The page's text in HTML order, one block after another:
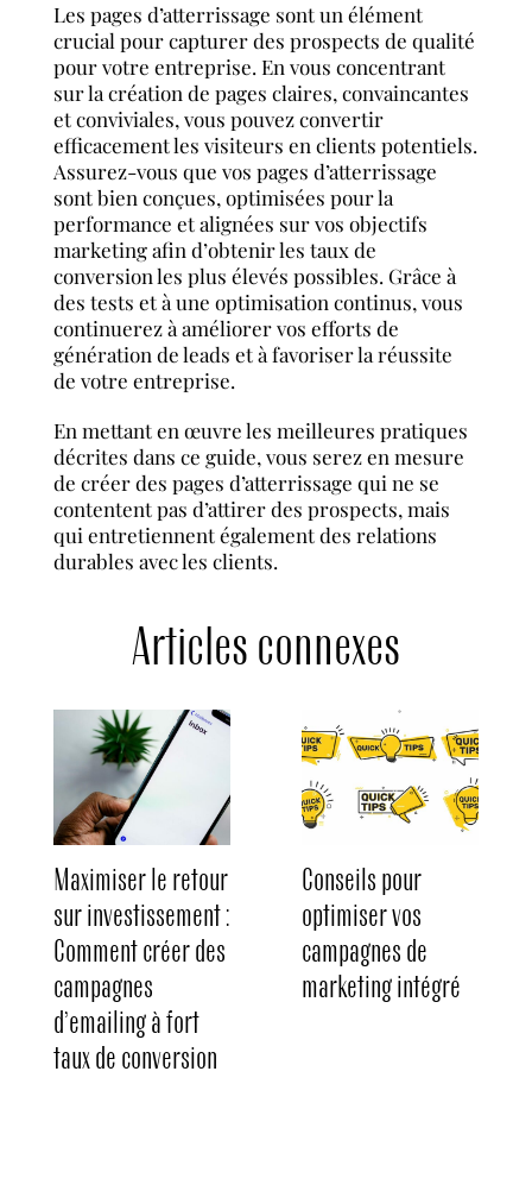
Les pages d’atterrissage sont un élément
crucial pour capturer des prospects de qualité
pour votre entreprise. En vous concentrant
sur la création de pages claires, convaincantes
et conviviales, vous pouvez convertir
efficacement les visiteurs en clients potentiels.
Assurez-vous que vos pages d’atterrissage
sont bien conçues, optimisées pour la
performance et alignées sur vos objectifs
marketing afin d’obtenir les taux de
conversion les plus élevés possibles. Grâce à
des tests et à une optimisation continus, vous
continuerez à améliorer vos efforts de
génération de leads et à favoriser la réussite
de votre entreprise.
En mettant en œuvre les meilleures pratiques
décrites dans ce guide, vous serez en mesure
de créer des pages d’atterrissage qui ne se
contentent pas d’attirer des prospects, mais
qui entretiennent également des relations
durables avec les clients.
Articles connexes
Maximiser le retour
sur investissement :
Comment créer des
campagnes
d’emailing à fort
taux de conversion
Conseils pour
optimiser vos
campagnes de
marketing intégré